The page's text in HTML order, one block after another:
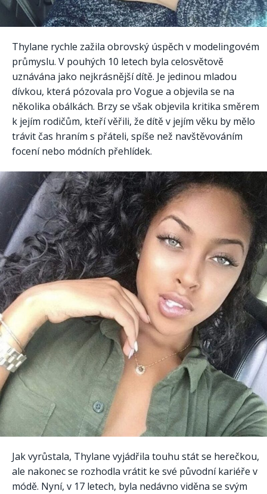
Thylane rychle zažila obrovský úspěch v modelingovém
průmyslu. V pouhých 10 letech byla celosvětově
uznávána jako nejkrásnější dítě. Je jedinou mladou
dívkou, která pózovala pro Vogue a objevila se na
několika obálkách. Brzy se však objevila kritika směrem
k jejím rodičům, kteří věřili, že dítě v jejím věku by mělo
trávit čas hraním s přáteli, spíše než navštěvováním
focení nebo módních přehlídek.
Jak vyrůstala, Thylane vyjádřila touhu stát se herečkou,
ale nakonec se rozhodla vrátit ke své původní kariéře v
módě. Nyní, v 17 letech, byla nedávno viděna se svým